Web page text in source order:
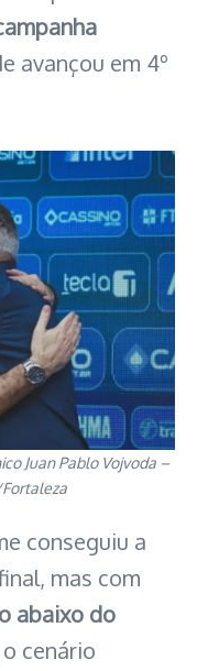
avançou em 4º
Juan Pablo Vojvoda –
conseguiu a
mas com
abaixo do
o cenário